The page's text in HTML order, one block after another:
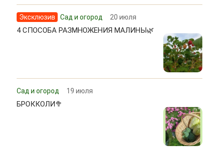
Эксклюзив Сад и огород 20 июля
4 СПОСОБА РАЗМНОЖЕНИЯ МАЛИНЫ🌿
Сад и огород 19 июля
БРОККОЛИ🥦